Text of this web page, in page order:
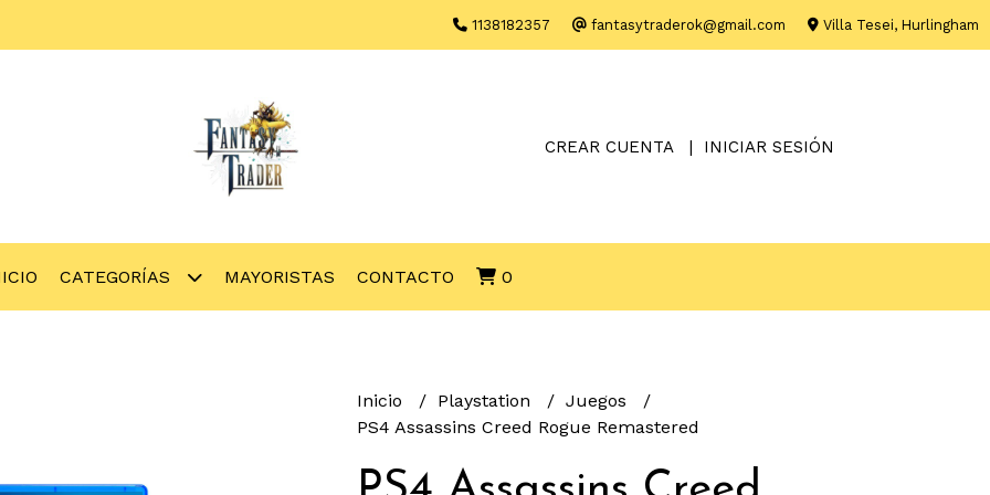
1138182357 fantasytraderok@gmail.com Villa Tesei, Hurlingham
CREAR CUENTA INICIAR SESIÓN
CATEGORÍAS MAYORISTAS CONTACTO 0
Inicio Playstation
Juegos
PS4 Assassins Creed Rogue Remastered